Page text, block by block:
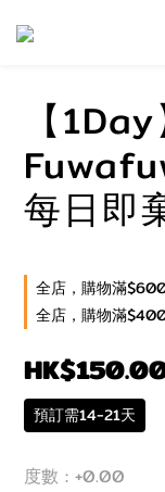
【
每日即
全店，購物滿
全店，購物滿
預訂需14-21天
度數 : +0.00